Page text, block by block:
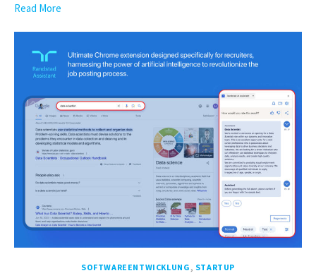
Read More
SOFTWAREENTWICKLUNG , STARTUP